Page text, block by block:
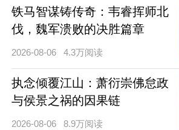
铁马智谋铸传奇：韦睿挥师北
伐，魏军溃败的决胜篇章
2026-08-06 4.3万阅读
执念倾覆江山：萧衍崇佛怠政
与侯景之祸的因果链
2026-08-06 8.9万阅读